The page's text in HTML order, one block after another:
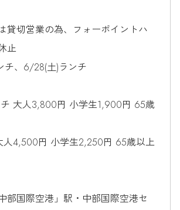
貸切営業の為、フォーポイントハ
止
、6/28(土)ランチ
大人3,800円 小学生1,900円 65歳
人4,500円 小学生2,250円 65歳以上
部国際空港」駅・中部国際空港セ